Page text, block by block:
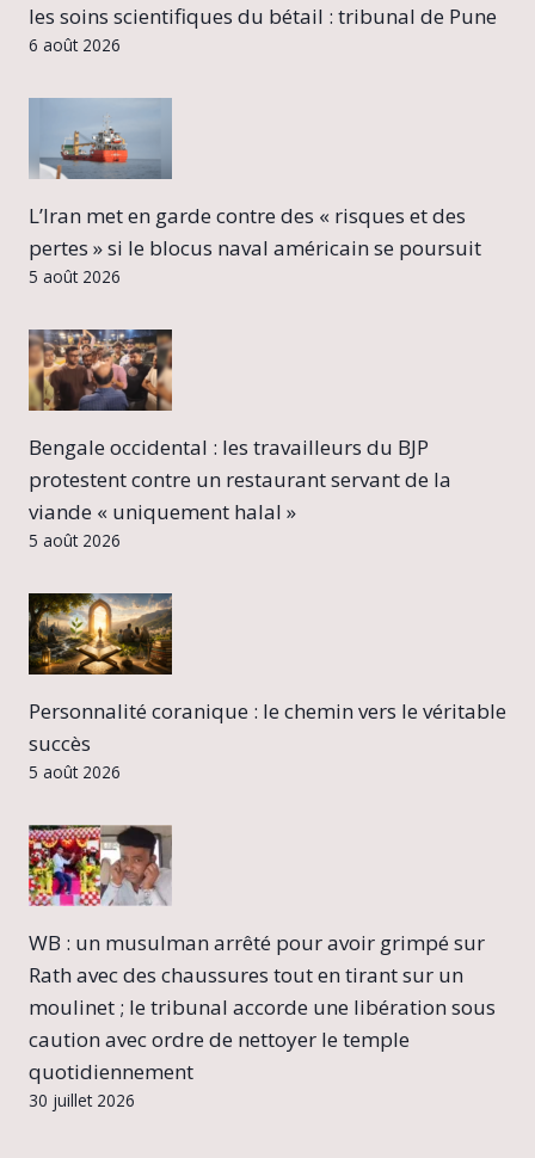
les soins scientifiques du bétail : tribunal de Pune
6 août 2026
L’Iran met en garde contre des « risques et des
pertes » si le blocus naval américain se poursuit
5 août 2026
Bengale occidental : les travailleurs du BJP
protestent contre un restaurant servant de la
viande « uniquement halal »
5 août 2026
Personnalité coranique : le chemin vers le véritable
succès
5 août 2026
WB : un musulman arrêté pour avoir grimpé sur
Rath avec des chaussures tout en tirant sur un
moulinet ; le tribunal accorde une libération sous
caution avec ordre de nettoyer le temple
quotidiennement
30 juillet 2026